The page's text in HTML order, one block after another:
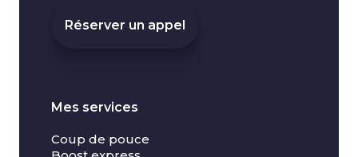
Réserver un appel
Mes services
Coup de pouce